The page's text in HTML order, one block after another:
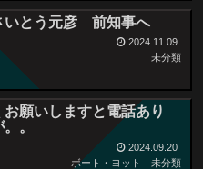
とう元彦 前知事へ
2024.11.09
未分類
お願いしますと電話あり
。
2024.09.20
ボート・ヨット
未分類